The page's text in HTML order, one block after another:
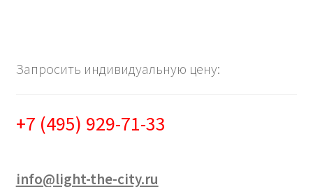
Запросить индивидуальную цену:
+7 (495) 929-71-33
info@light-the-city.ru